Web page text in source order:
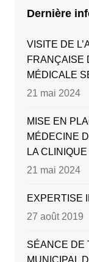
Dernière
VISITE DE
FRANÇAISE
MÉDICALE
21 mai 2024
MISE EN
MÉDECINE
LA
21 mai 2024
EXPERTISE
27 août 2019
SÉANCE DE
MUNICIPAL